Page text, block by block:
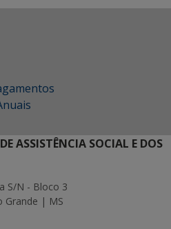
ASSISTÊNCIA SOCIAL E DOS
S/N - Bloco 3
Grande | MS